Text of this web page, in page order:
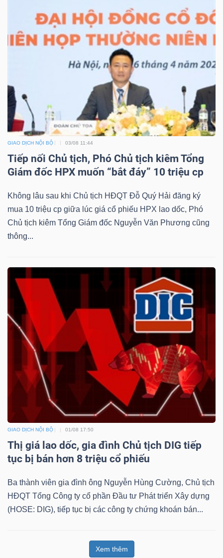
GIAO DỊCH NỘI BỘ 03/08 11:44
Tiếp nối Chủ tịch, Phó Chủ tịch kiêm Tổng
Giám đốc HPX muốn “bắt đáy” 10 triệu cp
Không lâu sau khi Chủ tịch HĐQT Đỗ Quý Hải đăng ký
mua 10 triệu cp giữa lúc giá cổ phiếu HPX lao dốc, Phó
Chủ tịch kiêm Tổng Giám đốc Nguyễn Văn Phương cũng
thông...
GIAO DỊCH NỘI BỘ 01/08 17:50
Thị giá lao dốc, gia đình Chủ tịch DIG tiếp
tục bị bán hơn 8 triệu cổ phiếu
Ba thành viên gia đình ông Nguyễn Hùng Cường, Chủ tịch
HĐQT Tổng Công ty cổ phần Đầu tư Phát triển Xây dựng
(HOSE: DIG), tiếp tục bị các công ty chứng khoán bán...
Xem thêm